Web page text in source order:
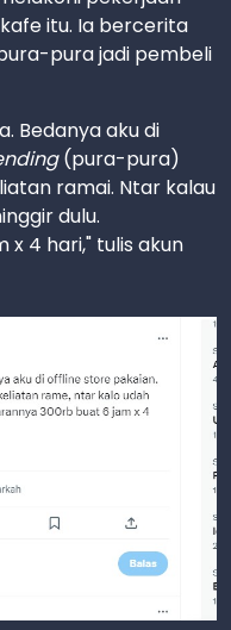
itu. Ia bercerita
pura jadi pembeli
Bedanya aku di
(pura-pura)
ramai. Ntar kalau
dulu.
x 4 hari," tulis akun